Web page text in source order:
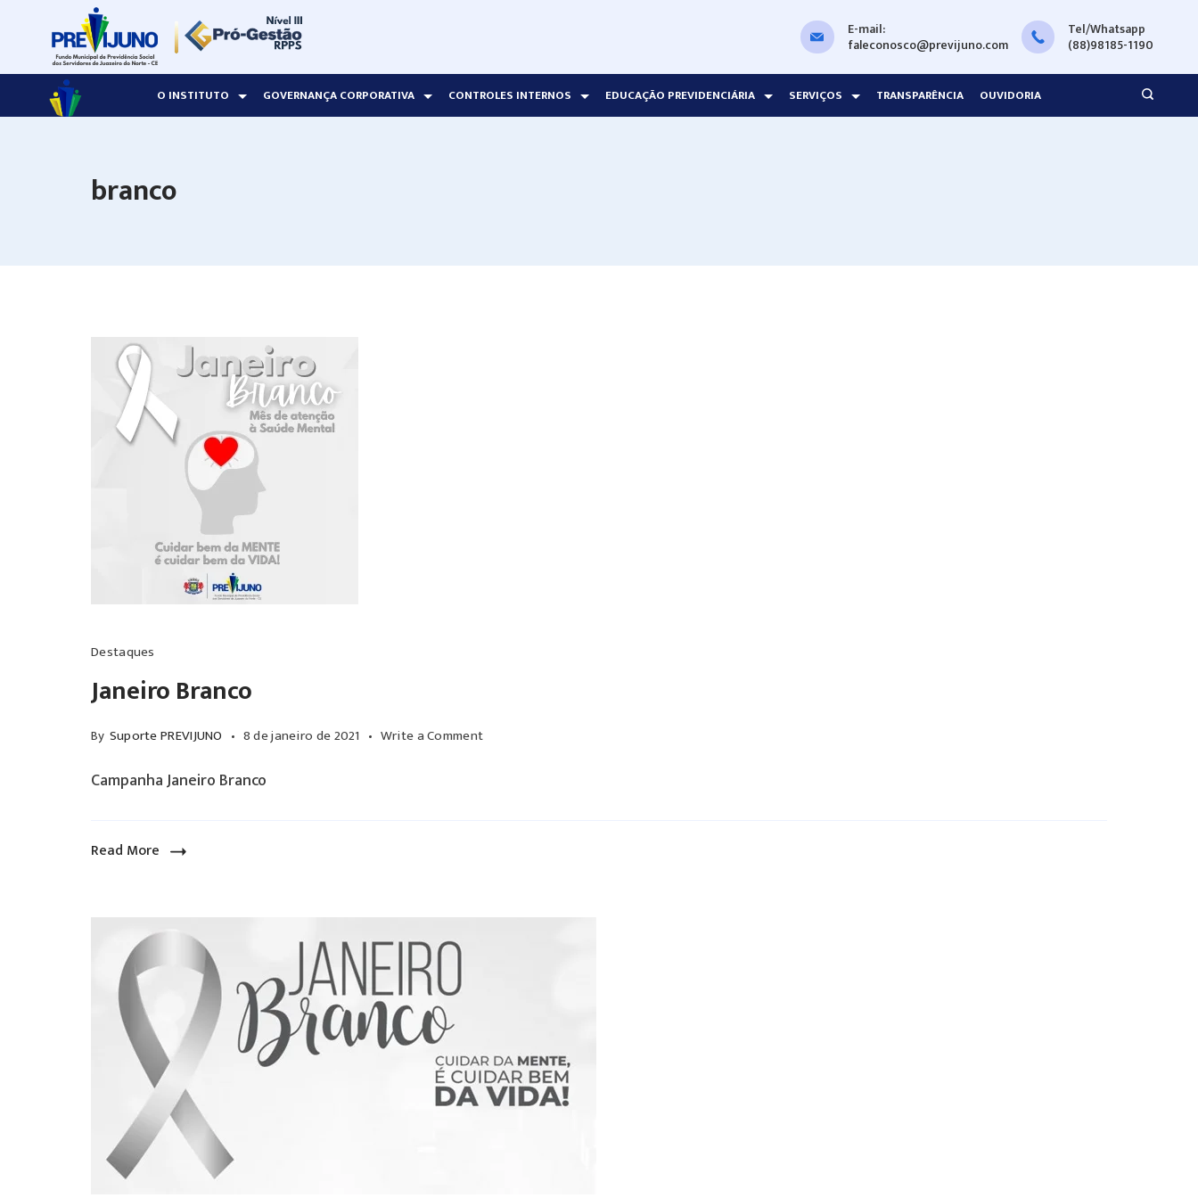
content
E-mail:
faleconosco@previjuno.com
Tel/Whatsapp
(88)98185-1190
O INSTITUTO GOVERNANÇA CORPORATIVA CONTROLES INTERNOS EDUCAÇÃO PREVIDENCIÁRIA SERVIÇOS TRANSPARÊNCIA OUVIDORIA
branco
Destaques
Janeiro Branco
By Suporte PREVIJUNO 8 de janeiro de 2021 Write a Commenton
Campanha Janeiro Branco
Read More